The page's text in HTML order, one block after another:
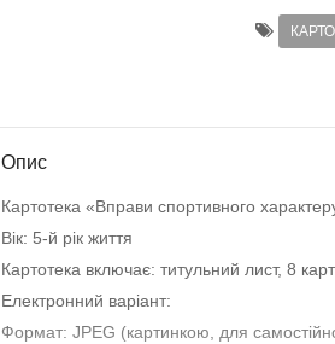
Опис
Картотека «Вправи спортивного
Вік: 5-й рік життя
Картотека включає: титульний лист, 8
Електронний варіант:
Формат: JPEG (картинкою, для